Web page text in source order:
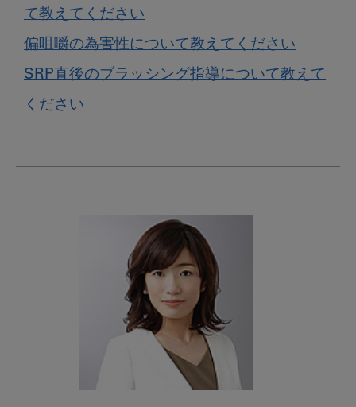
て教えてください
偏咀嚼の為害性について教えてください
SRP直後のブラッシング指導について教えて
ください